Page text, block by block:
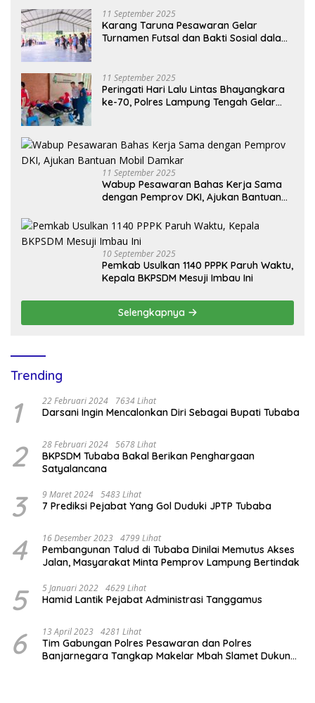
11 September 2025
Karang Taruna Pesawaran Gelar
Turnamen Futsal dan Bakti Sosial dalam
11 September 2025
Peringati Hari Lalu Lintas Bhayangkara
ke-70, Polres Lampung Tengah Gelar
11 September 2025
Wabup Pesawaran Bahas Kerja Sama
dengan Pemprov DKI, Ajukan Bantuan
10 September 2025
Pemkab Usulkan 1140 PPPK Paruh Waktu,
Kepala BKPSDM Mesuji Imbau Ini
Selengkapnya
Trending
1 22 Februari 2024 7634 Lihat
Darsani Ingin Mencalonkan Diri Sebagai Bupati Tubaba
2 28 Februari 2024 5678 Lihat
BKPSDM Tubaba Bakal Berikan Penghargaan
Satyalancana
3 9 Maret 2024 5483 Lihat
7 Prediksi Pejabat Yang Gol Duduki JPTP Tubaba
4 16 Desember 2023 4799 Lihat
Pembangunan Talud di Tubaba Dinilai Memutus Akses
Jalan, Masyarakat Minta Pemprov Lampung Bertindak
5 5 Januari 2022 4629 Lihat
Hamid Lantik Pejabat Administrasi Tanggamus
6 13 April 2023 4281 Lihat
Tim Gabungan Polres Pesawaran dan Polres
Banjarnegara Tangkap Makelar Mbah Slamet Dukun